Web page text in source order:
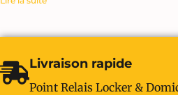
Livraison rapide
Point Relais Locker &